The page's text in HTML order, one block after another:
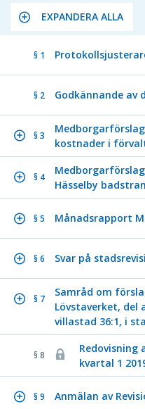
EXPANDERA ALLA
§ 1
§ 2 Godkännande av
§ 3
kostnader i
§ 4
Hässelby
§ 5 Månadsrapport
§ 6 Svar på
§ 7
Samråd om
Lövstaverket, del
villastad 36:1, i
§ 8
Redovisning
kvartal 1
§ 9 Anmälan av